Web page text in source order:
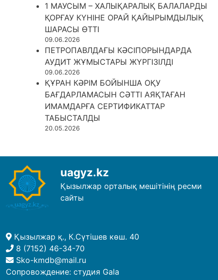
1 МАУСЫМ – ХАЛЫҚАРАЛЫҚ БАЛАЛАРДЫ
ҚОРҒАУ КҮНІНЕ ОРАЙ ҚАЙЫРЫМДЫЛЫҚ
ШАРАСЫ ӨТТІ
09.06.2026
ПЕТРОПАВЛДАҒЫ КӘСІПОРЫНДАРДА
АУДИТ ЖҰМЫСТАРЫ ЖҮРГІЗІЛДІ
09.06.2026
ҚҰРАН КӘРІМ БОЙЫНША ОҚУ
БАҒДАРЛАМАСЫН СӘТТІ АЯҚТАҒАН
ИМАМДАРҒА СЕРТИФИКАТТАР
ТАБЫСТАЛДЫ
20.05.2026
uagyz.kz
Қызылжар орталық мешітінің ресми
сайты
Қызылжар қ., К.Сүтішев көш. 40
8 (7152) 46-34-70
Sko-kmdb@mail.ru
Сопровождение: студия Gala